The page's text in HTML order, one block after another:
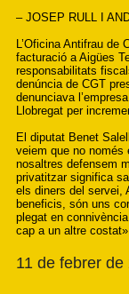
– JOSEP RULL I
L’Oficina Antifrau de
facturació a Aigües
responsabilitats
denúncia de CGT
denunciava
Llobregat per
El diputat Benet
veiem que no només
nosaltres defensem
privatitzar significa
els diners del servei,
beneficis, són uns
plegat en
cap a un altre costat»
11 de febrer de